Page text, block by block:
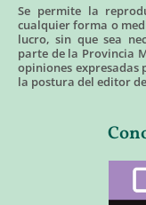
Se permite la
cualquier forma o
lucro, sin que sea
parte de la Provincia
opiniones expresadas
la postura del editor